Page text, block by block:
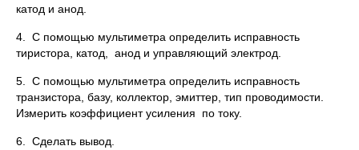
катод и анод.
4. С помощью мультиметра определить исправность
тиристора, катод, анод и управляющий электрод.
5. С помощью мультиметра определить исправность
транзистора, базу, коллектор, эмиттер, тип проводимости.
Измерить коэффициент усиления по току.
6. Сделать вывод.